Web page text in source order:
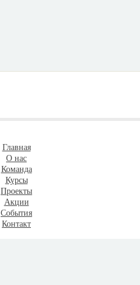
Главная
О нас
Команда
Курсы
Проекты
Акции
События
Контакт